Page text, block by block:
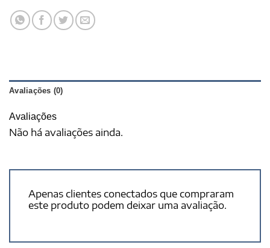
Avaliações (0)
Avaliações
Não há avaliações ainda.
Apenas clientes conectados que compraram
este produto podem deixar uma avaliação.